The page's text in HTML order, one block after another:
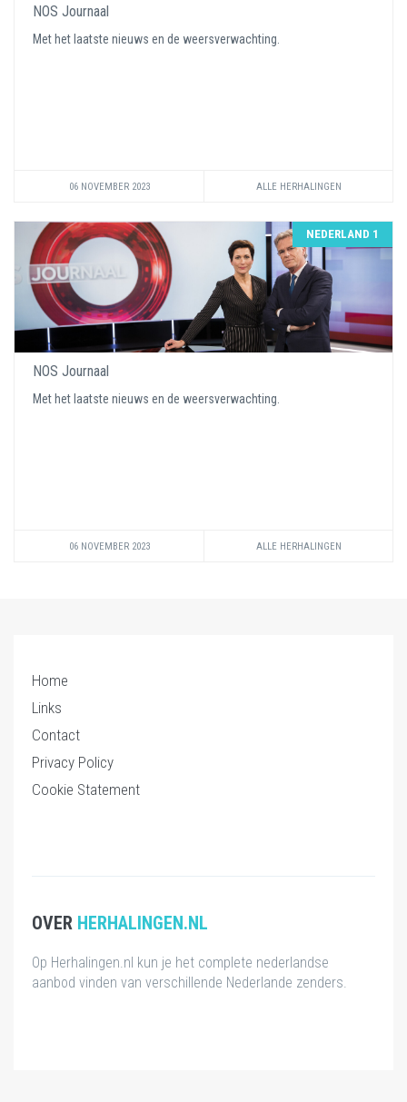
NOS Journaal
Met het laatste nieuws en de weersverwachting.
06 NOVEMBER 2023 ALLE HERHALINGEN
NEDERLAND 1
NOS Journaal
Met het laatste nieuws en de weersverwachting.
06 NOVEMBER 2023 ALLE HERHALINGEN
Home
Links
Contact
Privacy Policy
Cookie Statement
OVER HERHALINGEN.NL
Op Herhalingen.nl kun je het complete nederlandse
aanbod vinden van verschillende Nederlande zenders.